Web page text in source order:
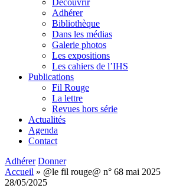
Découvrir
Adhérer
Bibliothèque
Dans les médias
Galerie photos
Les expositions
Les cahiers de l’IHS
Publications
Fil Rouge
La lettre
Revues hors série
Actualités
Agenda
Contact
Adhérer Donner
Accueil » @le fil rouge@ n° 68 mai 2025
28/05/2025